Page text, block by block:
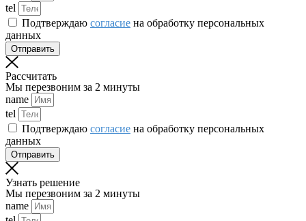
tel
Подтверждаю согласие на обработку персональных
данных
Отправить
Рассчитать
Мы перезвоним за 2 минуты
name
tel
Подтверждаю согласие на обработку персональных
данных
Отправить
Узнать решение
Мы перезвоним за 2 минуты
name